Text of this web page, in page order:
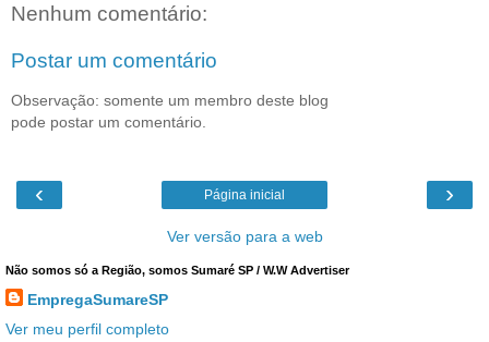
Nenhum comentário:
Postar um comentário
Observação: somente um membro deste blog
pode postar um comentário.
‹ ›
Página inicial
Ver versão para a web
Não somos só a Região, somos Sumaré SP / W.W Advertiser
EmpregaSumareSP
Ver meu perfil completo